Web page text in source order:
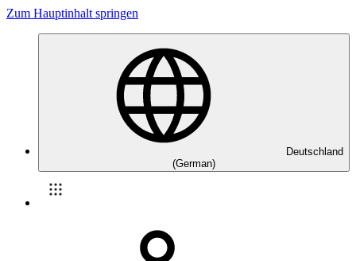
Zum Hauptinhalt springen
Deutschland
(German)